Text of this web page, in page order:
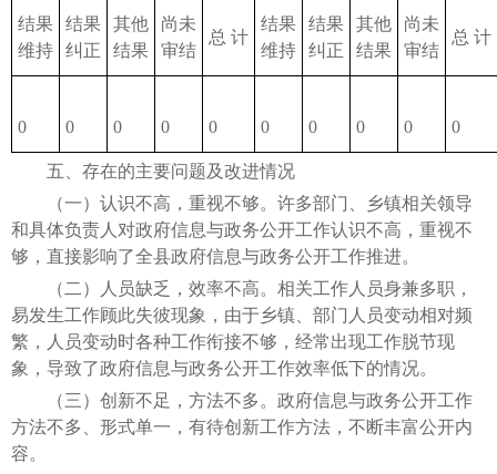
结果
维持
结果
纠正
其他
结果
尚未
审结
总 计
结果
维持
结果
纠正
其他
结果
尚未
审结
总 计
0 0 0 0 0 0 0 0 0 0
五、存在的主要问题及改进情况
（一）认识不高，重视不够。许多部门、乡镇相关领导
和具体负责人对政府信息与政务公开工作认识不高，重视不
够，直接影响了全县政府信息与政务公开工作推进。
（二）人员缺乏，效率不高。相关工作人员身兼多职，
易发生工作顾此失彼现象，由于乡镇、部门人员变动相对频
繁，人员变动时各种工作衔接不够，经常出现工作脱节现
象，导致了政府信息与政务公开工作效率低下的情况。
（三）创新不足，方法不多。政府信息与政务公开工作
方法不多、形式单一，有待创新工作方法，不断丰富公开内
容。